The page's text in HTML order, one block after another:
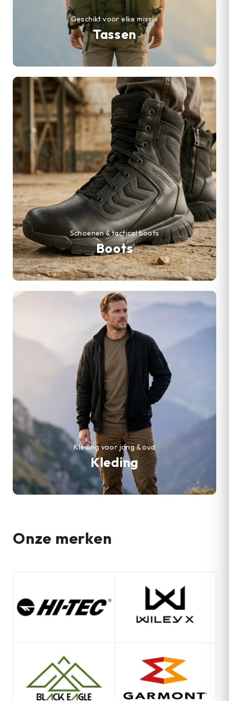
Tassen
Geschikt voor elke missie
Boots
Schoenen & tactical boots
Kleding
Kleding voor jong & oud
Onze merken